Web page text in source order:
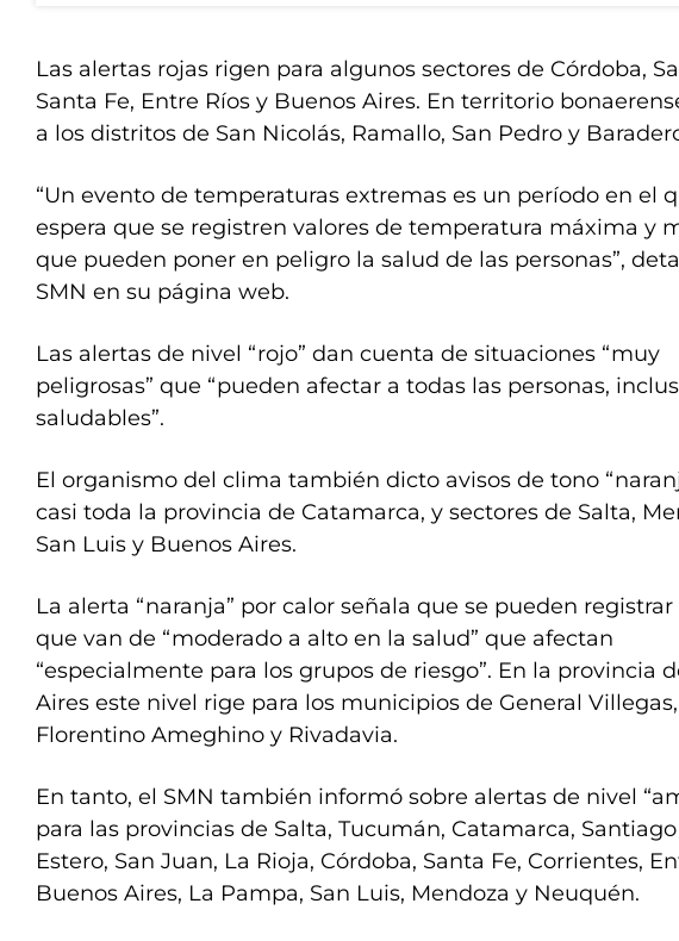
Las alertas rojas rigen para algunos sectores de Córdoba,
Santa Fe, Entre Ríos y Buenos Aires. En territorio
a los distritos de San Nicolás, Ramallo, San Pedro y
“Un evento de temperaturas extremas es un período en el
espera que se registren valores de temperatura máxima y
que pueden poner en peligro la salud de las personas”,
SMN en su página web.
Las alertas de nivel “rojo” dan cuenta de situaciones “muy
peligrosas” que “pueden afectar a todas las personas,
saludables”.
El organismo del clima también dicto avisos de tono
casi toda la provincia de Catamarca, y sectores de Salta,
San Luis y Buenos Aires.
La alerta “naranja” por calor señala que se pueden
que van de “moderado a alto en la salud” que afectan
“especialmente para los grupos de riesgo”. En la provincia
Aires este nivel rige para los municipios de General Villegas,
Florentino Ameghino y Rivadavia.
En tanto, el SMN también informó sobre alertas de nivel
para las provincias de Salta, Tucumán, Catamarca,
Estero, San Juan, La Rioja, Córdoba, Santa Fe, Corrientes,
Buenos Aires, La Pampa, San Luis, Mendoza y Neuquén.